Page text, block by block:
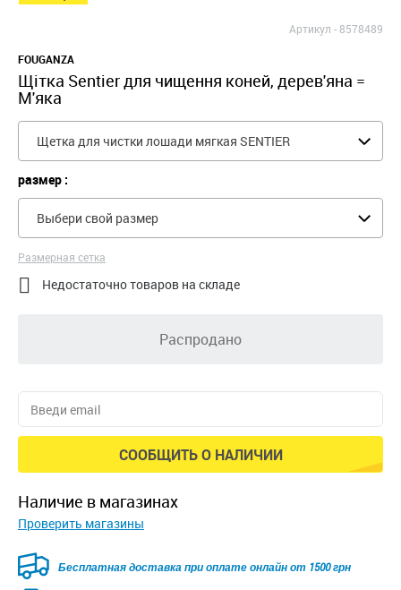
Артикул -8578489
FOUGANZA
Щітка Sentier для чищення коней, дерев'яна =
М'яка
Щетка для чистки лошади мягкая SENTIER
размер :
Выбери свой размер
Размерная сетка
 Недостаточно товаров на складе
Распродано
СООБЩИТЬ О НАЛИЧИИ
наличие в магазинах
Проверить магазины
Безкоштовна доставка для замовлень від 2500 грн при
оплаті онлайн